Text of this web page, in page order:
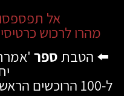
אל
מהרו לרכוש
⬅️ הטבתספר
ל-100 הרוכשים הראשונים כרטיס + ספר במתנה